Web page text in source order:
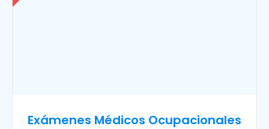
Exámenes Médicos Ocupacionales